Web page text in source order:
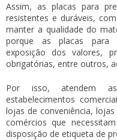
Assim, as placas para
resistentes e duráveis,
manter a qualidade do
porque as placas para
exposição dos valores,
obrigatórias, entre outros,
Por isso, atendem as
estabelecimentos
lojas de conveniência,
comércios que
disposição de etiqueta de